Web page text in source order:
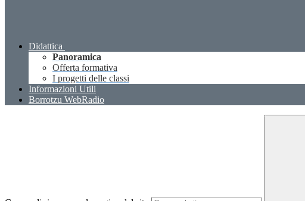
Didattica
Panoramica
Offerta formativa
I progetti delle classi
Informazioni Utili
Borrotzu WebRadio